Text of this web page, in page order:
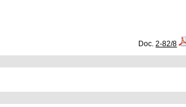
Doc.2-82/8